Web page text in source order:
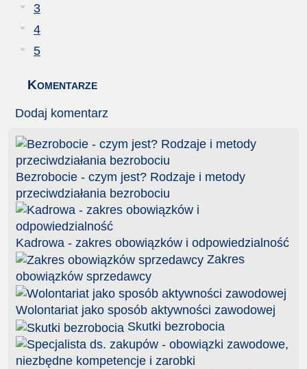
3
4
5
Komentarze
Dodaj komentarz
Bezrobocie - czym jest? Rodzaje i metody
przeciwdziałania bezrobociu
Kadrowa - zakres obowiązków i odpowiedzialność
Zakres
obowiązków sprzedawcy
Wolontariat jako sposób aktywności zawodowej
Skutki bezrobocia